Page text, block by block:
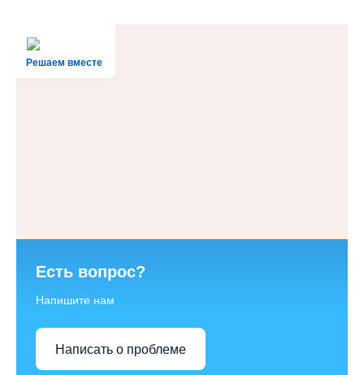
Решаем вместе
Есть вопрос?
Напишите нам
Написать о проблеме